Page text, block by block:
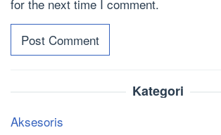
for the next time I comment.
Kategori
Aksesoris